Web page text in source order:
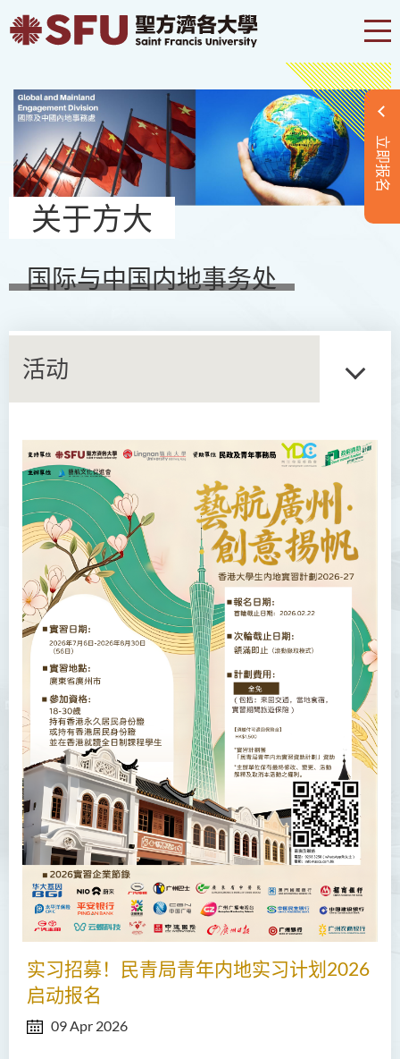
立即报名
关于方大
国际与中国内地事务处
活动
实习招募！民青局青年内地实习计划2026
启动报名
09 Apr 2026
关于国际与中国内地事务处
内地事务拓展
国际事务拓展
活动
最新消息
方大文化大使计划
感言分享